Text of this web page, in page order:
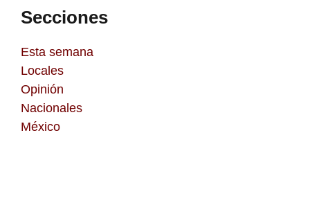
Secciones
Esta semana
Locales
Opinión
Nacionales
México